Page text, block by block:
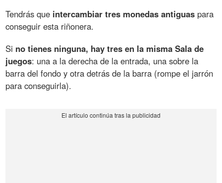
Tendrás que intercambiar tres monedas antiguas para
conseguir esta riñonera.
Si no tienes ninguna, hay tres en la misma Sala de
juegos: una a la derecha de la entrada, una sobre la
barra del fondo y otra detrás de la barra (rompe el jarrón
para conseguirla).